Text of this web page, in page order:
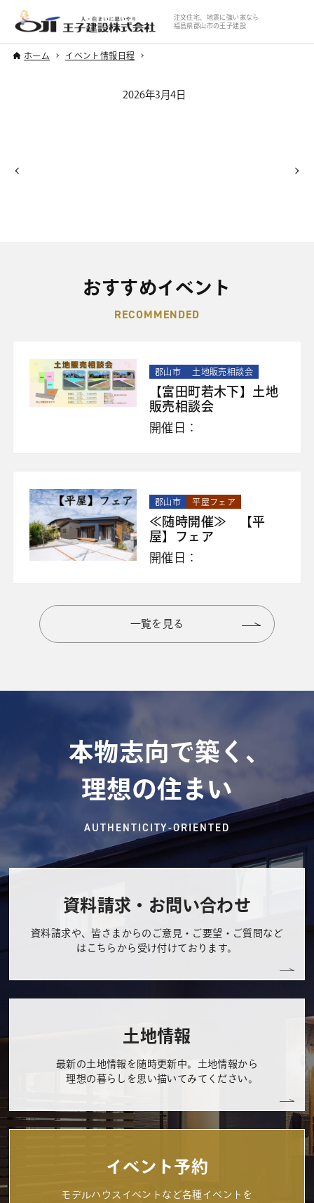
注文住宅、地震に強い家なら
福島県郡山市の王子建設
ホーム イベント情報日程
2026年3月4日
おすすめイベント
RECOMMENDED
郡山市 土地販売相談会
【富田町若木下】土地
販売相談会
開催日：
郡山市 平屋フェア
≪随時開催≫ 【平
屋】フェア
開催日：
一覧を見る
本物志向で築く、
理想の住まい
AUTHENTICITY-ORIENTED
資料請求・お問い合わせ
資料請求や、皆さまからのご意見・ご要望・ご質問など
はこちらから受け付けております。
土地情報
最新の土地情報を随時更新中。土地情報から
理想の暮らしを思い描いてみてください。
イベント予約
モデルハウスイベントなど各種イベントを